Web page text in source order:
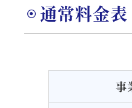
通常料金表
事